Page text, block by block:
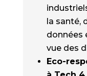
la santé,
données
vue des
Eco-